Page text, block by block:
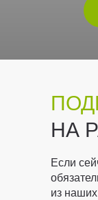
НА
Если
из